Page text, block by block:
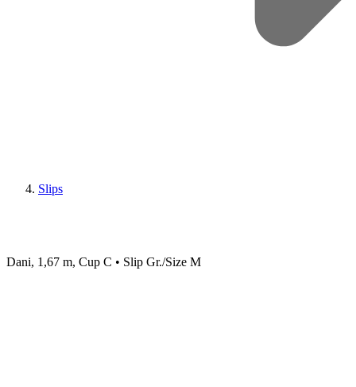
Slips
Dani, 1,67 m, Cup C • Slip Gr./Size M